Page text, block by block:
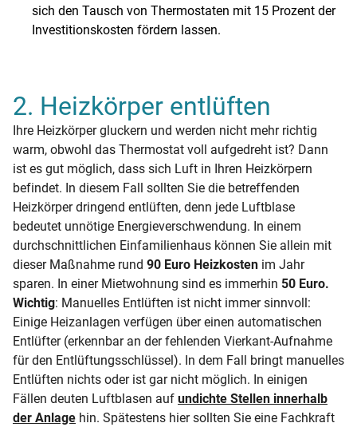
sich den Tausch von Thermostaten mit 15 Prozent der
Investitionskosten fördern lassen.
2. Heizkörper entlüften
Ihre Heizkörper gluckern und werden nicht mehr richtig
warm, obwohl das Thermostat voll aufgedreht ist? Dann
ist es gut möglich, dass sich Luft in Ihren Heizkörpern
befindet. In diesem Fall sollten Sie die betreffenden
Heizkörper dringend entlüften, denn jede Luftblase
bedeutet unnötige Energieverschwendung. In einem
durchschnittlichen Einfamilienhaus können Sie allein mit
dieser Maßnahme rund 90 Euro Heizkosten im Jahr
sparen. In einer Mietwohnung sind es immerhin 50 Euro.
Wichtig: Manuelles Entlüften ist nicht immer sinnvoll:
Einige Heizanlagen verfügen über einen automatischen
Entlüfter (erkennbar an der fehlenden Vierkant-Aufnahme
für den Entlüftungsschlüssel). In dem Fall bringt manuelles
Entlüften nichts oder ist gar nicht möglich. In einigen
Fällen deuten Luftblasen auf undichte Stellen innerhalb
der Anlage hin. Spätestens hier sollten Sie eine Fachkraft